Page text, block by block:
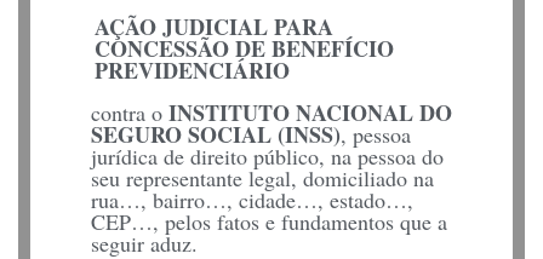
AÇÃO JUDICIAL PARA
CONCESSÃO DE BENEFÍCIO
PREVIDENCIÁRIO
contra o INSTITUTO NACIONAL DO
SEGURO SOCIAL (INSS), pessoa
jurídica de direito público, na pessoa do
seu representante legal, domiciliado na
rua…, bairro…, cidade…, estado…,
CEP…, pelos fatos e fundamentos que a
seguir aduz.